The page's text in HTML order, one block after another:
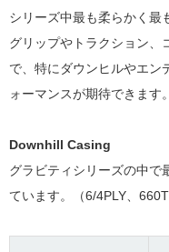
シリーズ中最も柔らかく最
グリップやトラクション、
で、特にダウンヒルやエン
ォーマンスが期待できます。
Downhill Casing
グラビティシリーズの中で
ています。（6/4PLY、